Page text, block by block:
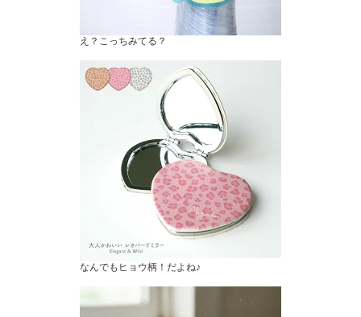
え？こっちみてる？
なんでもヒョウ柄！だよね♪